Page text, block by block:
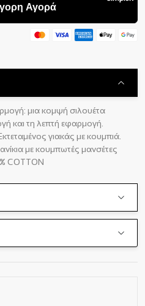
μια κομψή σιλουέτα
και τη λεπτή εφαρμογή.
γιακάς με κουμπιά.
με κουμπωτές μανσέτες
COTTON